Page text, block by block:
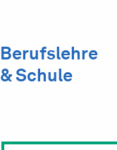
Berufslehre
& Schule